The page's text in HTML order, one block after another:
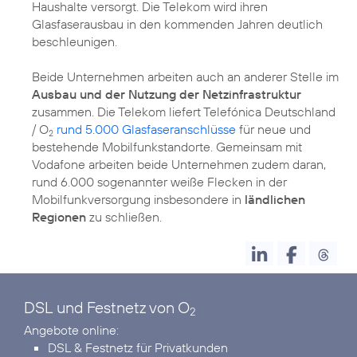
Haushalte versorgt. Die Telekom wird ihren
Glasfaserausbau in den kommenden Jahren deutlich
beschleunigen.
Beide Unternehmen arbeiten auch an anderer Stelle im
Ausbau und der Nutzung der Netzinfrastruktur
zusammen. Die Telekom liefert Telefónica Deutschland
/ O2 rund 5.000 Glasfaseranschlüsse für neue und
bestehende Mobilfunkstandorte. Gemeinsam mit
Vodafone arbeiten beide Unternehmen zudem daran,
rund 6.000 sogenannter weiße Flecken in der
Mobilfunkversorgung insbesondere in ländlichen
Regionen
DSL und Festnetz von O2
DSL & Festnetz für Privatkunden